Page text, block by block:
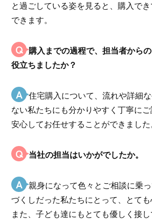
と過ごしている姿を見ると、購入で
できます。
Q
購入までの過程で、担当者から
役立ちましたか？
A 住宅購入について、流れや詳細
ない私たちにも分かりやすく丁寧にご
安心してお任せすることができました
Q 当社の担当はいかがでしたか。
A 親身になって色々とご相談に乗
づくしだった私たちにとって、とても
また、子ども達にもとても優しく接